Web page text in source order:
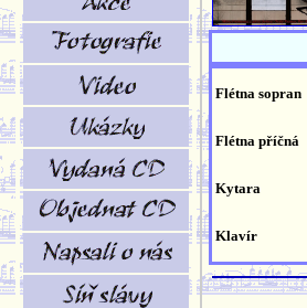
Flétna sopran
Flétna příčná
Kytara
Klavír